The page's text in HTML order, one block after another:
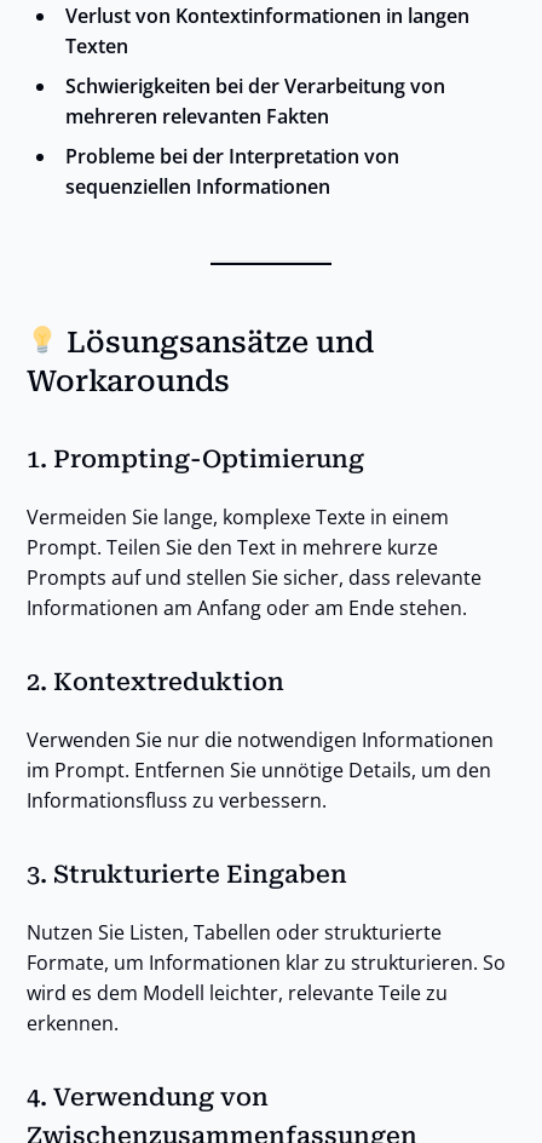
Verlust von Kontextinformationen in langen
Texten
Schwierigkeiten bei der Verarbeitung von
mehreren relevanten Fakten
Probleme bei der Interpretation von
sequenziellen Informationen
Lösungsansätze und
Workarounds
1. Prompting-Optimierung
Vermeiden Sie lange, komplexe Texte in einem
Prompt. Teilen Sie den Text in mehrere kurze
Prompts auf und stellen Sie sicher, dass relevante
Informationen am Anfang oder am Ende stehen.
2. Kontextreduktion
Verwenden Sie nur die notwendigen Informationen
im Prompt. Entfernen Sie unnötige Details, um den
Informationsfluss zu verbessern.
3. Strukturierte Eingaben
Nutzen Sie Listen, Tabellen oder strukturierte
Formate, um Informationen klar zu strukturieren. So
wird es dem Modell leichter, relevante Teile zu
erkennen.
4. Verwendung von
Zwischenzusammenfassungen